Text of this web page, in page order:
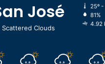
José
Scattered Clouds
25º -
81%
4.92